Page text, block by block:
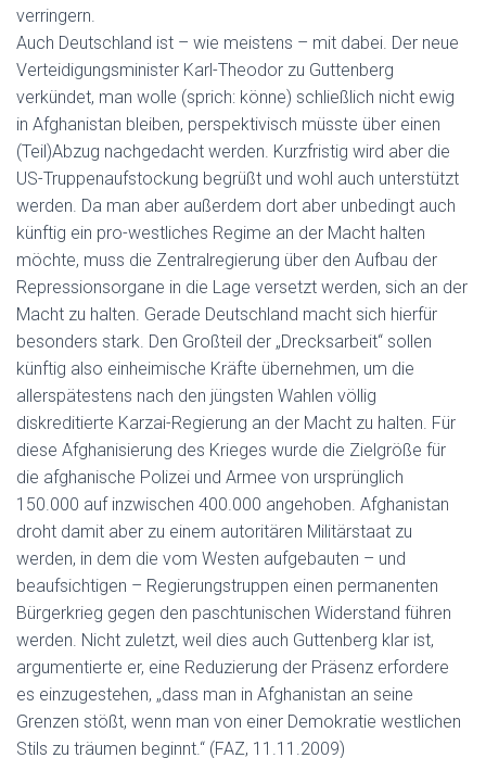
verringern.
Auch Deutschland ist – wie meistens – mit dabei. Der neue
Verteidigungsminister Karl-Theodor zu Guttenberg
verkündet, man wolle (sprich: könne) schließlich nicht ewig
in Afghanistan bleiben, perspektivisch müsste über einen
(Teil)Abzug nachgedacht werden. Kurzfristig wird aber die
US-Truppenaufstockung begrüßt und wohl auch unterstützt
werden. Da man aber außerdem dort aber unbedingt auch
künftig ein pro-westliches Regime an der Macht halten
möchte, muss die Zentralregierung über den Aufbau der
Repressionsorgane in die Lage versetzt werden, sich an der
Macht zu halten. Gerade Deutschland macht sich hierfür
besonders stark. Den Großteil der „Drecksarbeit“ sollen
künftig also einheimische Kräfte übernehmen, um die
allerspätestens nach den jüngsten Wahlen völlig
diskreditierte Karzai-Regierung an der Macht zu halten. Für
diese Afghanisierung des Krieges wurde die Zielgröße für
die afghanische Polizei und Armee von ursprünglich
150.000 auf inzwischen 400.000 angehoben. Afghanistan
droht damit aber zu einem autoritären Militärstaat zu
werden, in dem die vom Westen aufgebauten – und
beaufsichtigen – Regierungstruppen einen permanenten
Bürgerkrieg gegen den paschtunischen Widerstand führen
werden. Nicht zuletzt, weil dies auch Guttenberg klar ist,
argumentierte er, eine Reduzierung der Präsenz erfordere
es einzugestehen, „dass man in Afghanistan an seine
Grenzen stößt, wenn man von einer Demokratie westlichen
Stils zu träumen beginnt.“ (FAZ, 11.11.2009)